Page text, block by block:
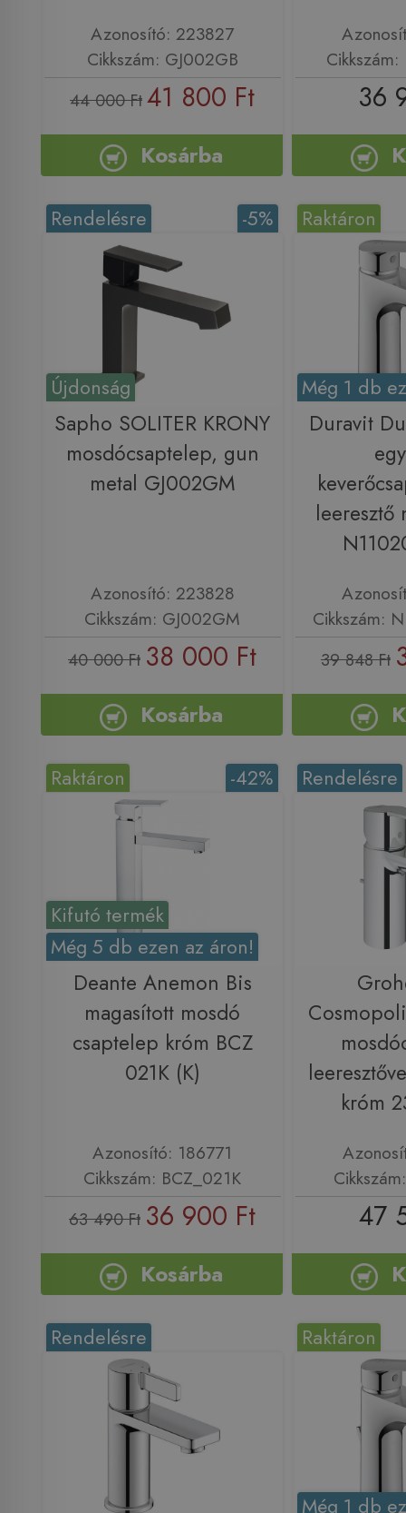
Azonosító: 223827
Cikkszám: GJ002GB
44 000 Ft41 800 Ft
Kosárba
36
Újdonság
-5%
Rendelésre
Sapho SOLITER KRONY
mosdócsaptelep, gun
metal GJ002GM
Azonosító: 223828
Cikkszám: GJ002GM
40 000 Ft 38 000 Ft
Kosárba
Raktáron
Még 1 db
Duravit
leeresztő
Cikkszám:
39 848 Ft
Kifutó termék
Még 5 db ezen az áron!
-42%
Raktáron
Deante Anemon Bis
magasított mosdó
csaptelep króm BCZ
021K (K)
Azonosító: 186771
Cikkszám: BCZ_021K
63 490 Ft 36 900 Ft
Kosárba
Rendelésre
króm
47
Rendelésre Raktáron
Még 1 db